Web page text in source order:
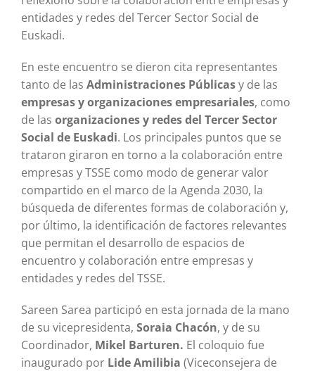
entidades y redes del Tercer Sector Social de
Euskadi.
En este encuentro se dieron cita representantes
tanto de las Administraciones Públicasy de las
empresas y organizaciones empresariales, como
de las organizaciones y redes del Tercer Sector
Social de Euskadi. Los principales puntos que se
trataron giraron en torno a la colaboración entre
empresas y TSSE como modo de generar valor
compartido en el marco de la Agenda 2030, la
búsqueda de diferentes formas de colaboración y,
por último, la identificación de factores relevantes
que permitan el desarrollo de espacios de
encuentro y colaboración entre empresas y
entidades y redes del TSSE.
Sareen Sarea participó en esta jornada de la mano
de su vicepresidenta, Soraia Chacón, y de su
Coordinador, Mikel Barturen. El coloquio fue
inaugurado por Lide Amilibia (Viceconsejera de